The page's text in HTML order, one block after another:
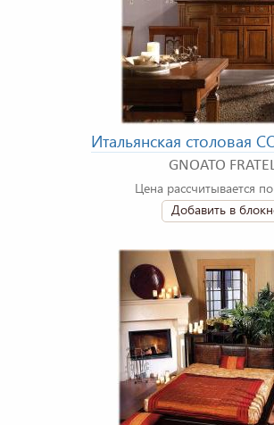
Итальянская столовая
GNOATO
Цена рассчитывается
Добавить в